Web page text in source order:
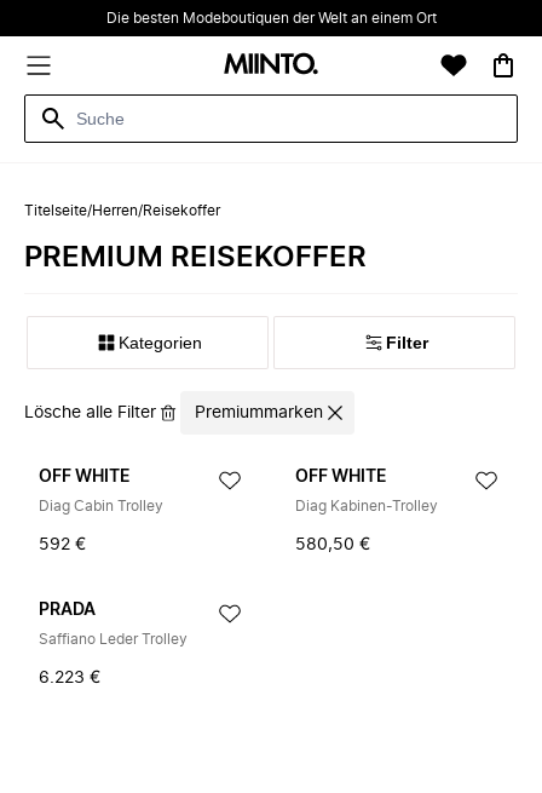
Die besten Modeboutiquen der Welt an einem Ort
Titelseite/Herren/Reisekoffer
PREMIUM REISEKOFFER
Kategorien Filter
Lösche alle Filter Premiummarken
OFF WHITE
Diag Cabin Trolley
592 €
OFF WHITE
Diag Kabinen-Trolley
580,50 €
PRADA
Saffiano Leder Trolley
6.223 €